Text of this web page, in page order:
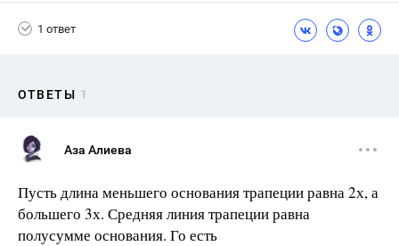
1 ответ
ОТВЕТЫ 1
Аза Алиева
Пусть длина меньшего основания трапеции равна 2х, а
большего 3х. Средняя линия трапеции равна
полусумме основания. Го есть